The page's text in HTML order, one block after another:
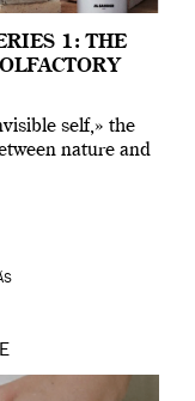
1: THE
self,» the
nature and